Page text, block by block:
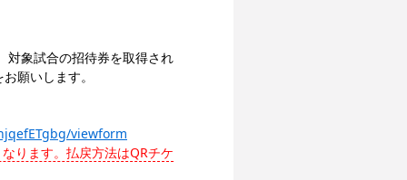
対象試合の招待券を取得され
願いします。
viewform
ります。払戻方法はQRチケ